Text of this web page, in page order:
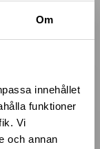
Om
innehållet
funktioner
Vi
och annan